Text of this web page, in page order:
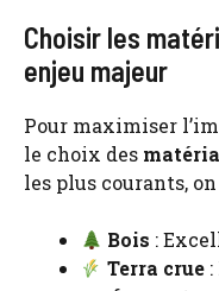
Choisir les
enjeu majeur
Pour maximiser
le choix des
les plus courants,
Bois :
Terra crue